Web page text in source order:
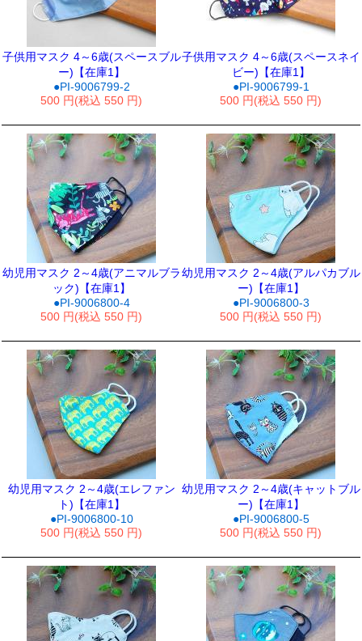
子供用マスク 4～6歳(スペースブル
ー)【在庫1】
●PI-9006799-2
500 円(税込 550 円)
子供用マスク 4～6歳(スペースネイ
ビー)【在庫1】
●PI-9006799-1
500 円(税込 550 円)
幼児用マスク 2～4歳(アニマルブラ
ック)【在庫1】
●PI-9006800-4
500 円(税込 550 円)
幼児用マスク 2～4歳(アルパカブル
ー)【在庫1】
●PI-9006800-3
500 円(税込 550 円)
幼児用マスク 2～4歳(エレファン
ト)【在庫1】
●PI-9006800-10
500 円(税込 550 円)
幼児用マスク 2～4歳(キャットブル
ー)【在庫1】
●PI-9006800-5
500 円(税込 550 円)